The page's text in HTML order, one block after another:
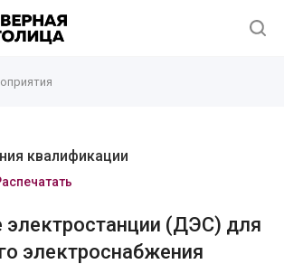
квалификации
(ДЭС) для
электроснабжения